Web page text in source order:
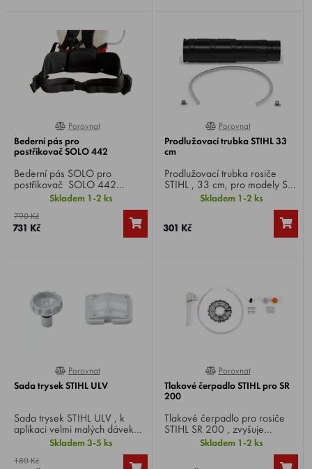
0%
Porovnat
Bederní pás pro
postřikovač SOLO 442
Bederní pás SOLO pro
postřikovač SOLO 442
Comfort .Skladem 1-2 ks
790 Kč
731 Kč
100%
Porovnat
Prodlužovací trubka STIHL 33
cm
Prodlužovací trubka rosiče
STIHL , 33 cm, pro modely SR
430 a SR 450.Skladem 1-2 ks
301 Kč
0%
Porovnat
Sada trysek STIHL ULV
Sada trysek STIHL ULV , k
aplikaci velmi malých dávek
kapalin, pro rosiče SR 430 a
Skladem 3-5 ks
180 Kč
0%
Porovnat
Tlakové čerpadlo STIHL pro SR
200
Tlakové čerpadlo pro rosiče
STIHL SR 200 , zvyšuje
množství kapaliny při postřiku
směrem nahoru. Ideální pro
účinný postřik středně vysokých
Skladem 1-2 ks